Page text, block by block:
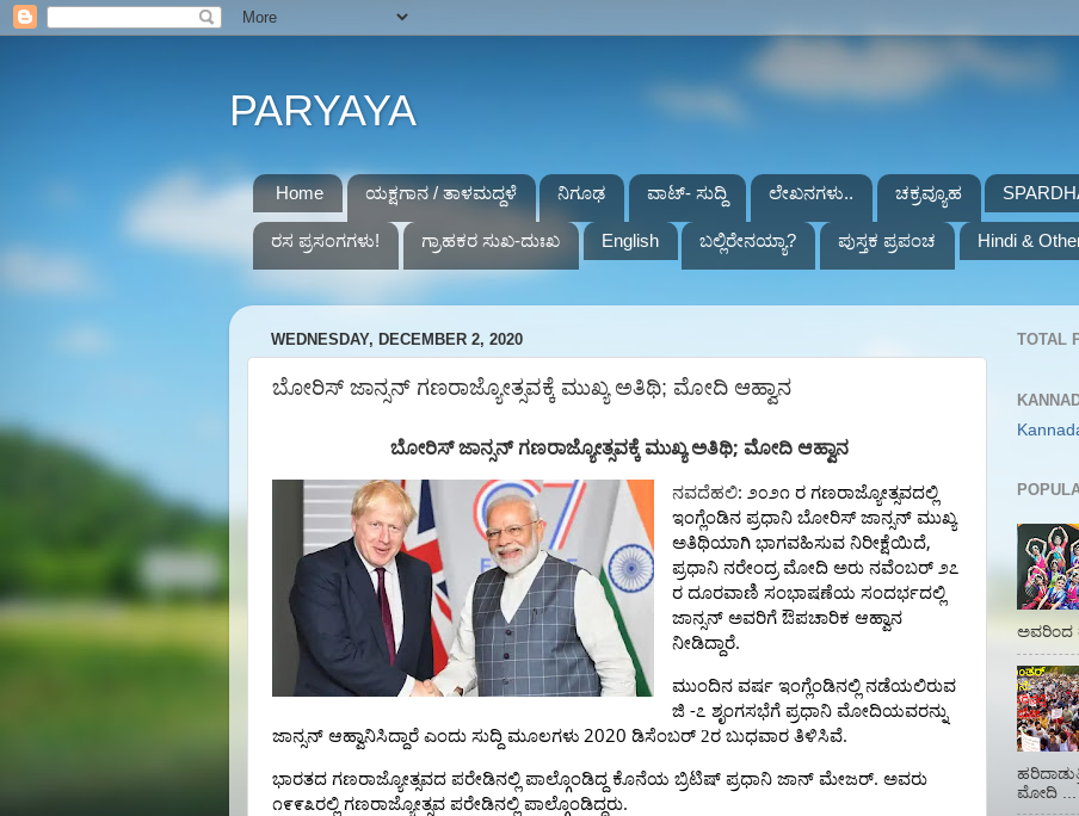
PARYAYA
Home ಯಕ್ಷಗಾನ / ತಾಳಮದ್ದಳೆ ನಿಗೂಢ ವಾಟ್- ಸುದ್ದಿ ಲೇಖನಗಳು.. ಚಕ್ರವ್ಯೂಹ
ರಸ ಪ್ರಸಂಗಗಳು! ಗ್ರಾಹಕರ ಸುಖ-ದುಃಖ English ಬಲ್ಲಿರೇನಯ್ಯಾ? ಪುಸ್ತಕ ಪ್ರಪಂಚ Hindi &
WEDNESDAY, DECEMBER 2, 2020
ಬೋರಿಸ್ ಜಾನ್ಸನ್ ಗಣರಾಜ್ಯೋತ್ಸವಕ್ಕೆ ಮುಖ್ಯ ಅತಿಥಿ; ಮೋದಿ ಆಹ್ವಾನ
ಬೋರಿಸ್ ಜಾನ್ಸನ್ ಗಣರಾಜ್ಯೋತ್ಸವಕ್ಕೆ ಮುಖ್ಯ ಅತಿಥಿ; ಮೋದಿ ಆಹ್ವಾನ
ನವದೆಹಲಿ: ೨೦೨೧ ರ ಗಣರಾಜ್ಯೋತ್ಸವದಲ್ಲಿ
ಇಂಗ್ಲೆಂಡಿನ ಪ್ರಧಾನಿ ಬೋರಿಸ್ ಜಾನ್ಸನ್ ಮುಖ್ಯ
ಅತಿಥಿಯಾಗಿ ಭಾಗವಹಿಸುವ ನಿರೀಕ್ಷೆಯಿದೆ,
ಪ್ರಧಾನಿ ನರೇಂದ್ರ ಮೋದಿ ಅರು ನವೆಂಬರ್ ೨೭
ರ ದೂರವಾಣಿ ಸಂಭಾಷಣೆಯ ಸಂದರ್ಭದಲ್ಲಿ
ಜಾನ್ಸನ್ ಅವರಿಗೆ ಔಪಚಾರಿಕ ಆಹ್ವಾನ
ನೀಡಿದ್ದಾರೆ.
ಮುಂದಿನ ವರ್ಷ ಇಂಗ್ಲೆಂಡಿನಲ್ಲಿ ನಡೆಯಲಿರುವ
ಜಿ-೭ ಶೃಂಗಸಭೆಗೆ ಪ್ರಧಾನಿ ಮೋದಿಯವರನ್ನು
ಜಾನ್ಸನ್ ಆಹ್ವಾನಿಸಿದ್ದಾರೆ ಎಂದು ಸುದ್ದಿ ಮೂಲಗಳು 2020 ಡಿಸೆಂಬರ್ 2ರ ಬುಧವಾರ ತಿಳಿಸಿವೆ.
ಭಾರತದ ಗಣರಾಜ್ಯೋತ್ಸವದ ಪರೇಡಿನಲ್ಲಿ ಪಾಲ್ಗೊಂಡಿದ್ದ ಕೊನೆಯ ಬ್ರಿಟಿಷ್ ಪ್ರಧಾನಿ ಜಾನ್ ಮೇಜರ್. ಅವರು
೧೯೯೩ರಲ್ಲಿ ಗಣರಾಜ್ಯೋತ್ಸವ ಪರೇಡಿನಲ್ಲಿ ಪಾಲ್ಗೊಂಡಿದ್ದರು.
TOTAL
ಅವರಿಂದ
ಮೋದಿ ...